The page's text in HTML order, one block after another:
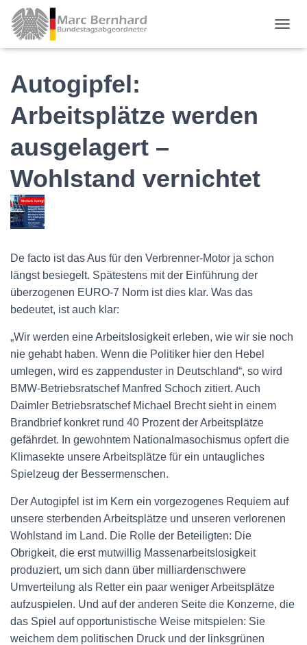
Autogipfel:
Arbeitsplätze werden
ausgelagert –
Wohlstand vernichtet
De facto ist dasAus für den Verbrenner-Motor ja schon
längst besiegelt. Spätestens mit der Einführung der
überzogenen EURO-7 Norm ist dies klar. Was das
bedeutet, ist auch klar:
„Wir werden eine Arbeitslosigkeit erleben, wie wir sie noch
nie gehabt haben. Wenn die Politiker hier den Hebel
umlegen, wird es zappenduster in Deutschland“, so wird
BMW-Betriebsratschef Manfred Schoch zitiert. Auch
Daimler Betriebsratschef Michael Brechtsieht in einem
Brandbrief konkret rund 40 Prozent der Arbeitsplätze
gefährdet. In gewohntem Nationalmasochismus opfert die
Klimasekte unsere Arbeitsplätze für ein untaugliches
Spielzeug der Bessermenschen.
Der Autogipfel istim Kern ein vorgezogenes Requiem auf
unsere sterbenden Arbeitsplätze und unseren verlorenen
Wohlstand im Land. Die Rolle der Beteiligten: Die
Obrigkeit, die erst mutwillig Massenarbeitslosigkeit
produziert, um sich dann über milliardenschwere
Umverteilung als Retter ein paar wenigerArbeitsplätze
aufzuspielen. Und auf der anderen Seite die Konzerne, die
das Spiel auf opportunistische Weise mitspielen: Sie
weichem dem politischen Druck und der inksgrünen